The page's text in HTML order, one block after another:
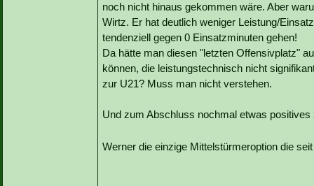
noch nicht hinaus gekommen wäre. Aber
Wirtz. Er hat deutlich weniger Leistung/
tendenziell gegen 0 Einsatzminuten gehen!
Da hätte man diesen "letzten Offensivplatz"
können, die leistungstechnisch nicht
zur U21? Muss man nicht verstehen.
Und zum Abschluss nochmal etwas
Werner die einzige Mittelstürmeroption die